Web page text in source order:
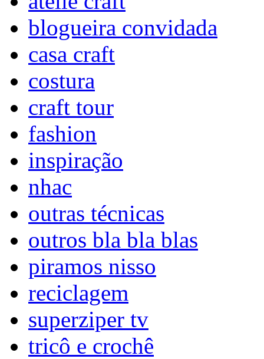
blogueira convidada
casa craft
costura
craft tour
fashion
inspiração
nhac
outras técnicas
outros bla bla blas
piramos nisso
reciclagem
superziper tv
tricô e crochê